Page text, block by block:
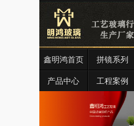
鑫明鸿首页 拼镜系列
产品中心 工程案例